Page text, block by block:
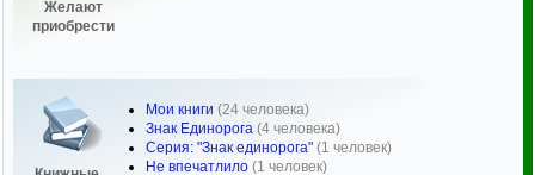
Желают
приобрести
Мои книги (24 человека)
Знак Единорога (4 человека)
Серия: "Знак единорога" (1 человек)
Не впечатлило (1 человек)